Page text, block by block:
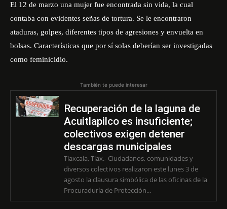
El 12 de marzo una mujer fue encontrada sin vida, la cual
contaba con evidentes señas de tortura. Se le encontraron
ataduras, golpes, diferentes tipos de agresiones y envuelta en
bolsas. Características que por sí solas deberían ser investigadas
como feminicidio.
También te puede interesar
Recuperación de la laguna de
Acuitlapilco es insuficiente;
colectivos exigen detener
descargas municipales
Tlaxcala, Tlax.- Ciudadanos, comunidades y
diversos colectivos realizaron este lunes 3 de
agosto la clausura simbólica de las oficinas de la
Procuraduría de Protección...